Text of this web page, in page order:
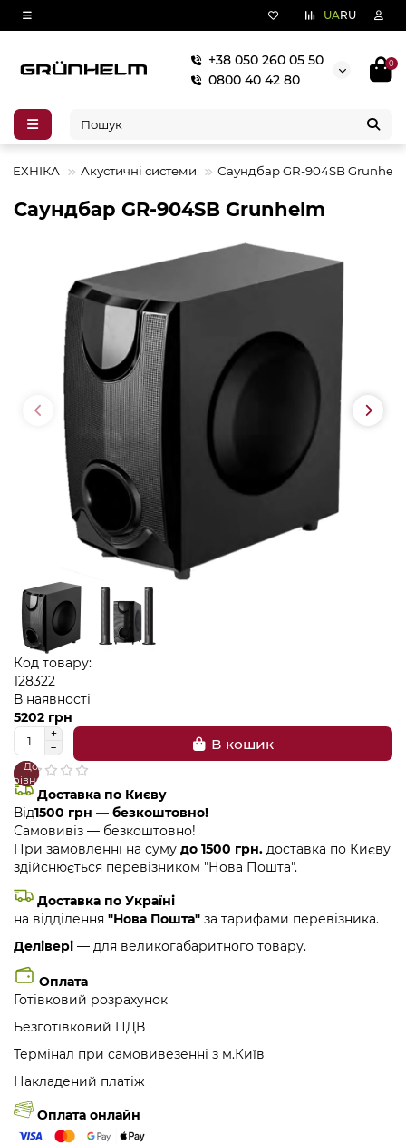
UARU
+38 050 260 05 50
0800 40 42 80
0
ТЕХНІКА Акустичні системи Саундбар GR-904SB
Саундбар GR-904SB Grunhelm
Код товару:
128322
В наявності
5202 грн
В кошик
В
закладки
До
Доставка по Києву
Від1500 грн — безкоштовно!
Самовивіз — безкоштовно!
При замовленні на суму до 1500 грн. доставка по Києву
здійснюється перевізником "Нова Пошта".
Доставка по Україні
на відділення "Нова Пошта" за тарифами перевізника.
Делівері — для великогабаритного товару.
Оплата
Готівковий розрахунок
Безготівковий ПДВ
Термінал при самовивезенні з м.Київ
Накладений платіж
Оплата онлайн